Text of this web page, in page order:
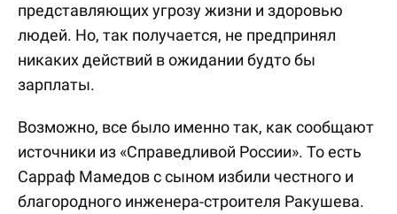
представляющих угрозу жизни и здоровью
людей. Но, так получается, не предпринял
никаких действий в ожидании будто бы
зарплаты.
Возможно, все было именно так, как сообщают
источники из «Справедливой России». То есть
Сарраф Мамедов с сыном избили честного и
благородного инженера-строителя Ракушева.